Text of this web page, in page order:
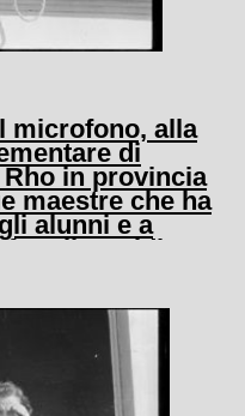
microfono, alla
di
in provincia
maestre che ha
alunni e a
Egidio